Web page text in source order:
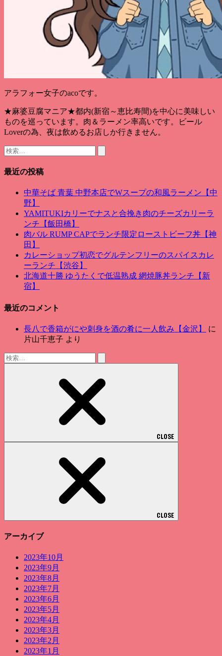
アラフォー女子のacoです。
★麻婆豆腐マニア★都内(新宿～恵比寿間)を中心に美味しい
ものを巡っています。肉＆ラーメン率高いです。ビール
Loverの為、夜は飲めるお店しか行きません。
検
最近の投稿
中華そば 青葉 中野本店でWスープの和風ラーメン【中
野】
YAMITUKIカリーでナスと合挽き肉のチーズカリーラ
ンチ【飯田橋】
肉バル RUMP CAPでランチ限定ローストビーフ丼【神
田】
カレーショップ初恋でグルテンフリーのスパイスカレ
ーランチ【渋谷】
北海道十勝 ゆうたくで低温熟成 網焼豚丼ランチ【新
宿】
最近のコメント
長八で香箱がにや刺身を酒の肴に一人飲み【金沢】
に
片山千恵子 より
検
索:
CLOSE
CLOSE
アーカイブ
2023年10月
2023年9月
2023年8月
2023年7月
2023年6月
2023年5月
2023年4月
2023年3月
2023年2月
2023年1月